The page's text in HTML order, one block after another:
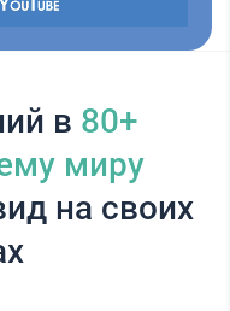
в 80+
миру
на своих